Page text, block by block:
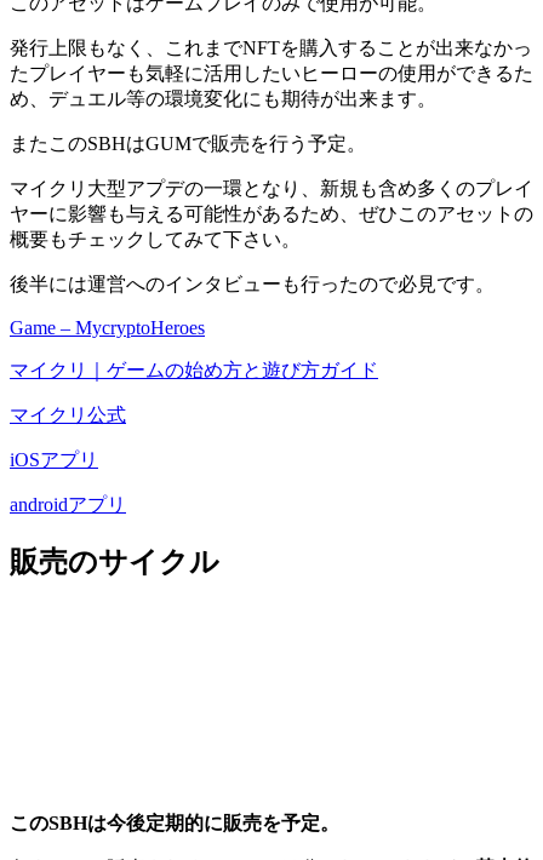
発行上限もなく、
これまでNFTを購入することが出来なかっ
たプレイヤーも気軽に活用したいヒーローの使用ができるた
め、デュエル等の環境変化にも期待が出来ます。
またこのSBHはGUMで販売を行う予定。
マイクリ大型アプデの一環となり、新規も含め多くのプレイ
ヤーに影響も与える可能性があるため、ぜひこのアセットの
概要もチェックしてみて下さい。
後半には運営へのインタビューも行ったので必見です。
Game – MycryptoHeroes
マイクリ｜ゲームの始め方と遊び方ガイド
マイクリ公式
iOSアプリ
androidアプリ
販売のサイクル
このSBHは今後定期的に販売を予定。